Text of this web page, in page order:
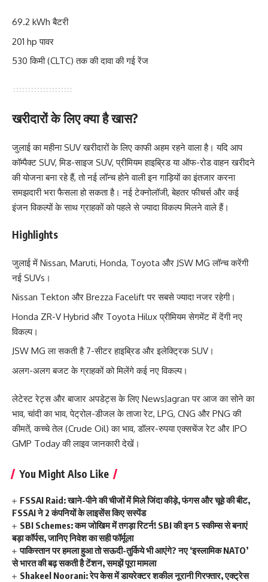
69.2 kWh बैटरी
201 hp पावर
530 किमी (CLTC) तक की दावा की गई रेंज
खरीदारों के लिए क्या है खास?
जुलाई का महीना SUV खरीदारों के लिए काफी अहम रहने वाला है। यदि आप
कॉम्पैक्ट SUV, मिड-साइज SUV, प्रीमियम हाइब्रिड या ऑफ-रोड वाहन खरीदने
की योजना बना रहे हैं, तो नई लॉन्च होने वाली इन गाड़ियों का इंतजार करना
समझदारी भरा फैसला हो सकता है। नई टेक्नोलॉजी, बेहतर फीचर्स और कई
इंजन विकल्पों के साथ ग्राहकों को पहले से ज्यादा विकल्प मिलने वाले हैं।
Highlights
जुलाई में Nissan, Maruti, Honda, Toyota और JSW MG लॉन्च करेंगी
नई SUVs।
Nissan Tekton और Brezza Facelift पर सबसे ज्यादा नजर रहेगी।
Honda ZR-V Hybrid और Toyota Hilux प्रीमियम सेगमेंट में देंगी नए
विकल्प।
JSW MG ला सकती है 7-सीटर हाइब्रिड और इलेक्ट्रिक SUV।
अलग-अलग बजट के ग्राहकों को मिलेंगे कई नए विकल्प।
लेटेस्ट रेट्स और बाजार अपडेट्स के लिए NewsJagran पर आज कासोने का
भाव,चांदी का भाव,पेट्रोल-डीजल के ताजा रेट, LPG, CNG और PNG की
कीमतें,कच्चे तेल (Crude Oil) का भाव,डॉलर-रुपया एक्सचेंज रेट और IPO
GMP Todayकी लाइव जानकारी देखें।
You Might Also Like
FSSAI Raid: खाने-पीने की चीजों में मिले जिंदा कीड़े, फंगस और चूहे की बीट,
FSSAI ने 2 कंपनियों के लाइसेंस किए सस्पेंड
SBI Schemes: कम जोखिम में तगड़ा रिटर्न! SBI की इन 5 स्कीम्स से बनाएं
बड़ा कॉर्पस, जानिए निवेश का सही फॉर्मूला
पाकिस्तान पर हमला हुआ तो सऊदी-तुर्किये भी आएंगे? नए ‘इस्लामिक NATO’
से भारत की बढ़ सकती है टेंशन, समझें पूरा मामला
Shakeel Noorani: रेप केस में डायरेक्टर शकील नूरानी गिरफ्तार, एक्ट्रेस